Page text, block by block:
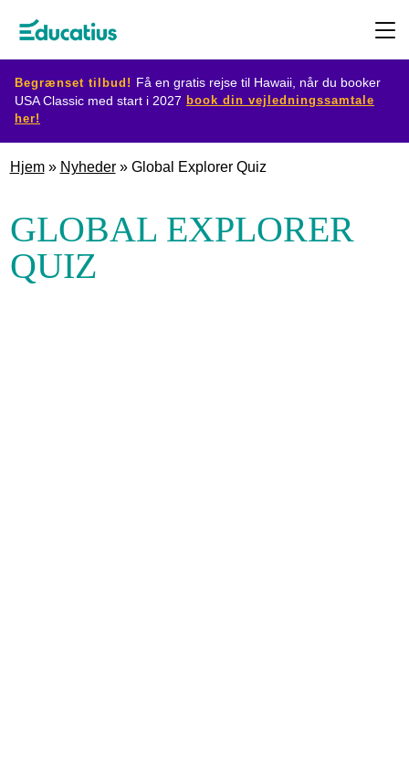
Begrænset tilbud! Få en gratis rejse til Hawaii, når du booker
USA Classic med start i 2027 book din vejledningssamtale
her!
Planlæg
din
Hjem» Nyheder» Global Explorer Quiz
GLOBAL EXPLORER
QUIZ